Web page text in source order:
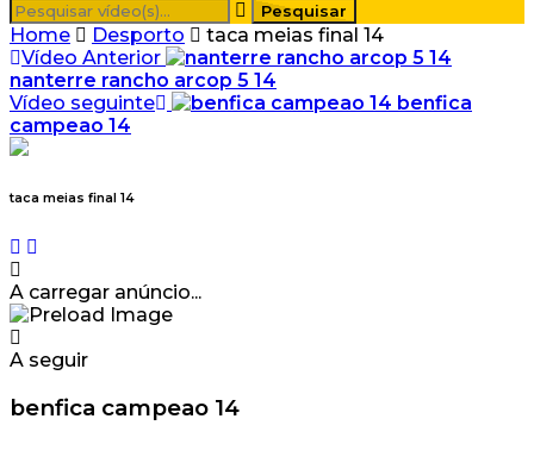
Home Desporto
taca meias final 14
Vídeo Anterior
nanterre rancho arcop 5 14
Vídeo seguinte
benfica
campeao 14
taca meias final 14
A carregar anúncio...
A seguir
benfica campeao 14